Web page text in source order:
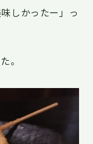
しかったー」っ
。